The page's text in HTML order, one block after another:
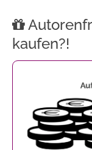
kaufen?!